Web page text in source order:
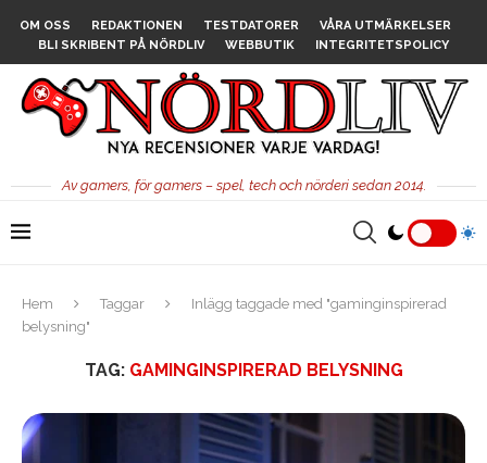
OM OSS REDAKTIONEN TESTDATORER
VÅRA UTMÄRKELSER
BLI SKRIBENT PÅ NÖRDLIV
WEBBUTIK INTEGRITETSPOLICY
Av gamers, för gamers – spel, tech och nörderi sedan 2014.
Hem Taggar
Inlägg taggade med "gaminginspirerad
belysning"
TAG: GAMINGINSPIRERAD BELYSNING